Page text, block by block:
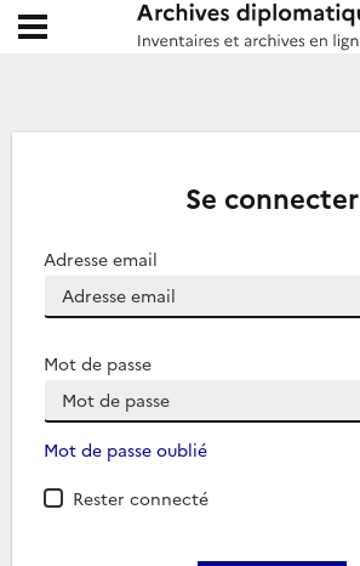
Archives diplomatiques
Ouvrir le menu déroulant
Se connecter
Adresse email
Mot de passe
Mot de passe oublié
Rester connecté